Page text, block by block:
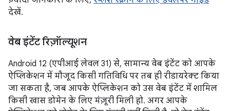
देखें.
वेब इंटेंट रिज़ॉल्यूशन
Android 12 (एपीआई लेवल 31) से, सामान्य वेब इंटेंट को आपके
ऐप्लिकेशन में मौजूद किसी गतिविधि पर तब ही रीडायरेक्ट किया
जा सकता है, जब आपके ऐप्लिकेशन को उस वेब इंटेंट में शामिल
किसी खास डोमेन के लिए मंज़ूरी मिली हो. अगर आपके